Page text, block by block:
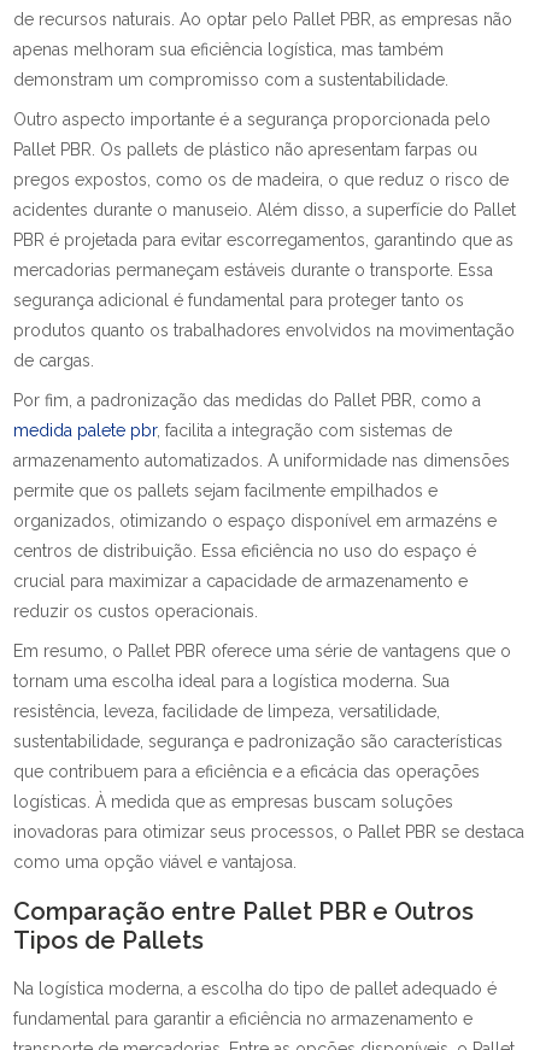
de recursos naturais. Ao optar pelo Pallet PBR, as empresas não
apenas melhoram sua eficiência logística, mas também
demonstram um compromisso com a sustentabilidade.
Outro aspecto importante é a segurança proporcionada pelo
Pallet PBR. Os pallets de plástico não apresentam farpas ou
pregos expostos, como os de madeira, o que reduz o risco de
acidentes durante o manuseio. Além disso, a superfície do Pallet
PBR é projetada para evitar escorregamentos, garantindo que as
mercadorias permaneçam estáveis durante o transporte. Essa
segurança adicional é fundamental para proteger tanto os
produtos quanto os trabalhadores envolvidos na movimentação
de cargas.
Por fim, a padronização das medidas do Pallet PBR, como a
medida palete pbr, facilita a integração com sistemas de
armazenamento automatizados. A uniformidade nas dimensões
permite que os pallets sejam facilmente empilhados e
organizados, otimizando o espaço disponível em armazéns e
centros de distribuição. Essa eficiência no uso do espaço é
crucial para maximizar a capacidade de armazenamento e
reduzir os custos operacionais.
Em resumo, o Pallet PBR oferece uma série de vantagens que o
tornam uma escolha ideal para a logística moderna. Sua
resistência, leveza, facilidade de limpeza, versatilidade,
sustentabilidade, segurança e padronização são características
que contribuem para a eficiência e a eficácia das operações
logísticas. À medida que as empresas buscam soluções
inovadoras para otimizar seus processos, o Pallet PBR se destaca
como uma opção viável e vantajosa.
Comparação entre Pallet PBR e Outros
Tipos de Pallets
Na logística moderna, a escolha do tipo de pallet adequado é
fundamental para garantir a eficiência no armazenamento e